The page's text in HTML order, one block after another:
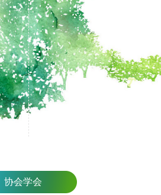
协会学会